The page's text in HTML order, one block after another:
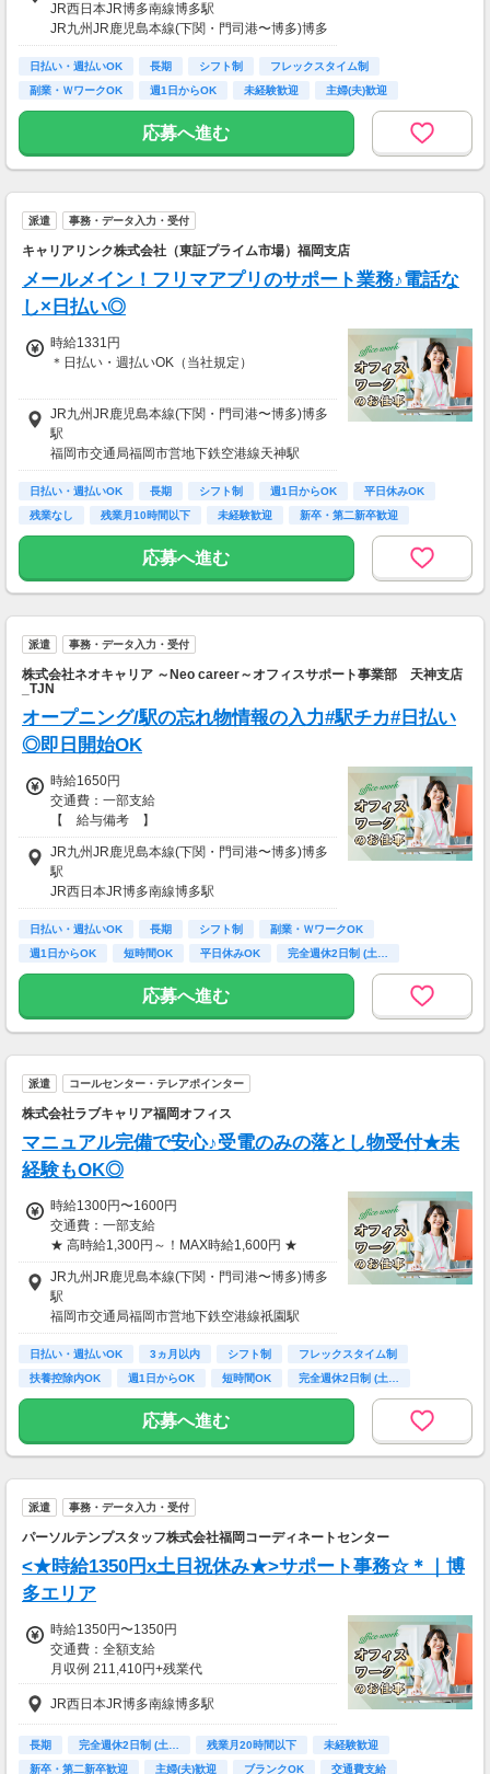
JR西日本JR博多南線博多駅
JR九州JR鹿児島本線(下関・門司港〜博多)博多
駅
日払い・週払いOK 長期 シフト制
フレックスタイム制
副業・ＷワークOK
週1日からOK 未経験歓迎
主婦(夫)歓迎
シニア歓迎
応募へ進む
派遣 事務・データ入力・受付
キャリアリンク株式会社（東証プライム市場）福岡支店
メールメイン！フリマアプリのサポート業務♪電話な
し×日払い◎
時給1331円
＊日払い・週払いOK（当社規定）
＝＝＝＝＝＝＝＝＝＝＝＝＝＝＝＝＝＝＝＝
時給1331円×1日8h×月20日勤務の場合…
＼ 月収例：21万2960円 ／
お給料は月末〆翌15日支払いです♪
◎好きなタイミングでまとめて申請できるの
で、
日払いも週払いも選択可能です！
JR九州JR鹿児島本線(下関・門司港〜博多)博多
駅
福岡市交通局福岡市営地下鉄空港線天神駅
福岡市交通局福岡市営地下鉄七隈線天神南駅
日払い・週払いOK 長期 シフト制 週1日からOK
平日休みOK
残業なし
残業月10時間以下 未経験歓迎 新卒・第二新卒歓迎
応募へ進む
派遣 事務・データ入力・受付
株式会社ネオキャリア ～Neo career～オフィスサポート事業部 天神支店
_TJN
オープニング/駅の忘れ物情報の入力#駅チカ#日払い
◎即日開始OK
時給1650円
交通費：一部支給
【 給与備考 】
◎日払いOK
お給料発生後にケータイ・スマホからのらくら
く申請で
自分の好きなタイミングで給与引き落としが可
※規定あり
【 交通費備考 】
★すべてのお仕事で
別途交通費を支給させていただきます♪
※規定あり
※詳細は面談時にお伝えします
JR九州JR鹿児島本線(下関・門司港〜博多)博多
駅
JR西日本JR博多南線博多駅
JR九州JR鹿児島本線(下関・門司港〜博多)博多
駅
日払い・週払いOK 長期 シフト制
副業・ＷワークOK
週1日からOK
短時間OK 平日休みOK
完全週休2日制 (土…
残業なし
応募へ進む
派遣 コールセンター・テレアポインター
株式会社ラブキャリア福岡オフィス
マニュアル完備で安心♪受電のみの落とし物受付★未
経験もOK◎
時給1300円〜1600円
交通費：一部支給
★ 高時給1,300円～！MAX時給1,600円 ★
【収入例】
●週3日/6h～の場合
☆時給1,300円×6h×15日勤務＝【月収11万7,00
☆時給1,600円×6h×15日勤務＝【月収14万4,00
0円】
●週5日/フルタイムの場合
☆時給1,300円×8h×22日勤務＝【月収22万8,80
0円】
☆時給1,600円×8h×22日勤務＝【月収28万1,60
0円】
★お給料は嬉しい週払い/月3回払いOK♪
※経験・業務内容により異なります。
JR九州JR鹿児島本線(下関・門司港〜博多)博多
駅
福岡市交通局福岡市営地下鉄空港線祇園駅
福岡市交通局福岡市営地下鉄空港線天神駅
日払い・週払いOK 3ヵ月以内 シフト制
フレックスタイム制
扶養控除内OK
週1日からOK 短時間OK
完全週休2日制 (土…
残業月20時間以下
応募へ進む
派遣 事務・データ入力・受付
パーソルテンプスタッフ株式会社福岡コーディネートセンター
<★時給1350円x土日祝休み★>サポート事務☆＊｜博
多エリア
時給1350円〜1350円
交通費：全額支給
月収例 211,410円+残業代
JR西日本JR博多南線博多駅
長期 完全週休2日制 (土… 残業月20時間以下
未経験歓迎
新卒・第二新卒歓迎
主婦(夫)歓迎 ブランクOK 交通費支給